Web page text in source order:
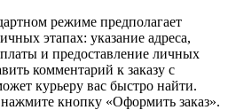
режиме предполагает
этапах: указание адреса,
и предоставление личных
комментарий к заказу с
курьеру вас быстро найти.
кнопку «Оформить заказ».